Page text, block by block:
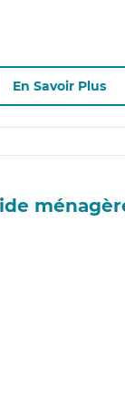
En Savoir Plus